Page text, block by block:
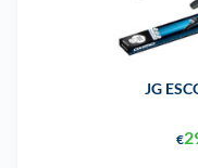
JG
€